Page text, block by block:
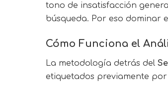
tono de insatisfacción
búsqueda. Por eso dominar
Cómo Funciona el
La metodología detrás del
etiquetados previamente